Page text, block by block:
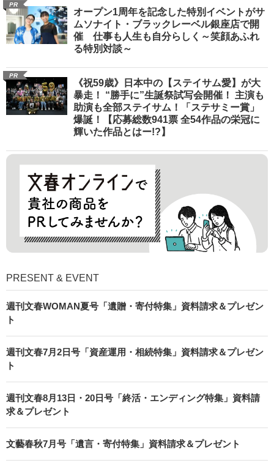
PR
オープン1周年を記念した特別イベントがサ
ムソナイト・ブラックレーベル銀座店で開
催 仕事も人生も自分らしく～笑顔あふれ
る特別対談～
PR
《祝59歳》日本中の【ステイサム愛】が大
暴走！ “勝手に”生誕祭試写会開催！ 主演も
助演も全部ステイサム！「ステサミー賞」
爆誕！【応募総数941票 全54作品の栄冠に
輝いた作品とはー!?】
PRESENT & EVENT
週刊文春WOMAN夏号「遺贈・寄付特集」資料請求＆プレゼン
ト
週刊文春7月2日号「資産運用・相続特集」資料請求＆プレゼン
ト
週刊文春8月13日・20日号「終活・エンディング特集」資料請
求＆プレゼント
文藝春秋7月号「遺言・寄付特集」資料請求＆プレゼント